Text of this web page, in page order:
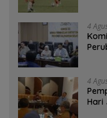
4
4
Hari